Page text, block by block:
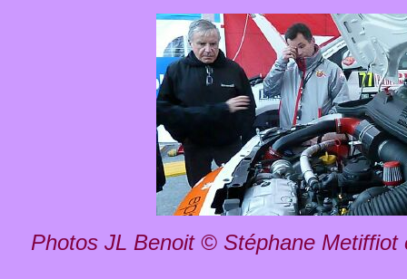
Photos JL Benoit © Stéphane